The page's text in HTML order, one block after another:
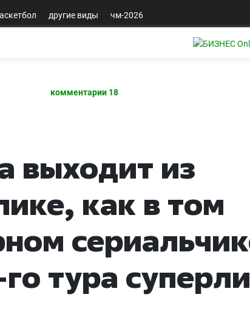
другие виды чм-2026
комментарии 18
выходит из
как в том
тура